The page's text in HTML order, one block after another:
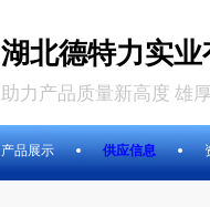
湖北德特力实
助力产品质量新高度 雄
产品展示 供应信息